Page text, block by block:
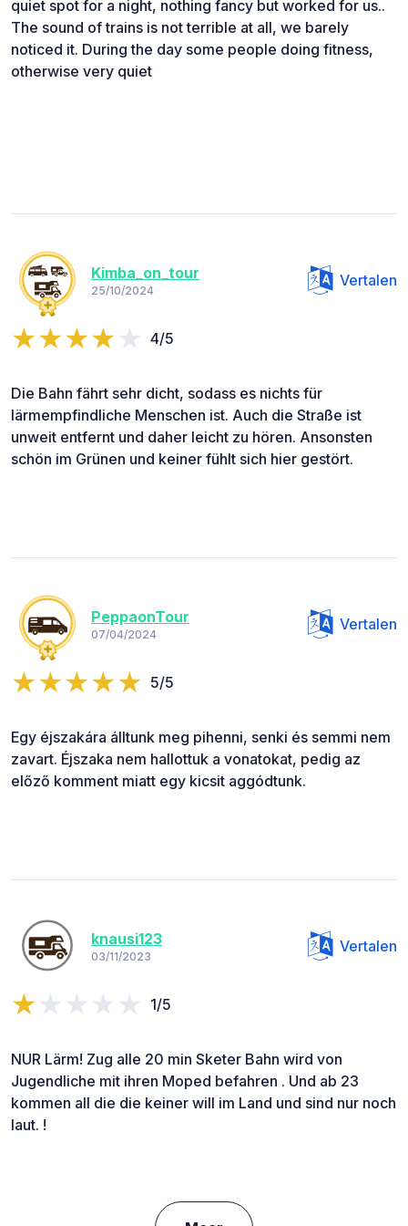
quiet spot for a night, nothing fancy but worked for us..
The sound of trains is not terrible at all, we barely
noticed it. During the day some people doing fitness,
otherwise very quiet
Kimba_on_tour
25/10/2024
Vertalen
4/5
Die Bahn fährt sehr dicht, sodass es nichts für
lärmempfindliche Menschen ist. Auch die Straße ist
unweit entfernt und daher leicht zu hören. Ansonsten
schön im Grünen und keiner fühlt sich hier gestört.
PeppaonTour
07/04/2024
Vertalen
5/5
Egy éjszakára álltunk meg pihenni, senki és semmi nem
zavart. Éjszaka nem hallottuk a vonatokat, pedig az
előző komment miatt egy kicsit aggódtunk.
knausi123
03/11/2023
Vertalen
1/5
NUR Lärm! Zug alle 20 min Sketer Bahn wird von
Jugendliche mit ihren Moped befahren . Und ab 23
kommen all die die keiner will im Land und sind nur noch
laut. !